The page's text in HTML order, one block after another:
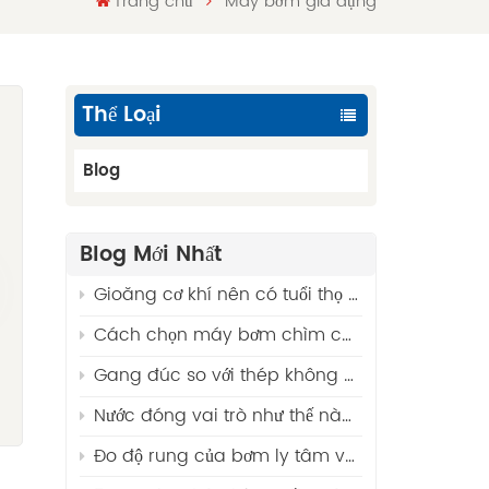
Thể Loại
Blog
Blog Mới Nhất
Gioăng cơ khí nên có tuổi thọ bao lâu? Các yếu tố và hướng dẫn thay thế
Cách chọn máy bơm chìm cho giếng khoan?
Gang đúc so với thép không gỉ 316 - Vật liệu tốt nhất cho máy bơm nước thải
Nước đóng vai trò như thế nào trong việc đảm bảo hoạt động liên tục của các ngành công nghiệp?
Đo độ rung của bơm ly tâm và phân tích các lỗi thường gặp.